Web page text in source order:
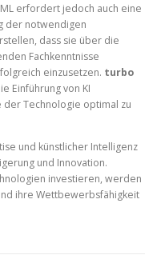
erfordert jedoch auch eine
der notwendigen
dass sie über die
Fachkenntnisse
einzusetzen. turbo
Einführung von KI
Technologie optimal zu
und künstlicher Intelligenz
und Innovation.
investieren, werden
ihre Wettbewerbsfähigkeit